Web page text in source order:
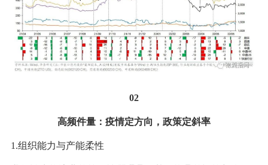
02
高频件量：疫情定方向，政策定斜率
1.组织能力与产能柔性